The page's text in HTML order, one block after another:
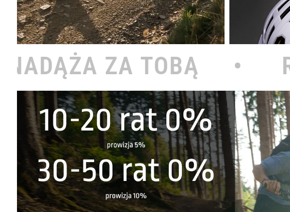
• ROWEROWY